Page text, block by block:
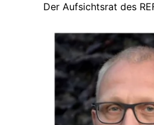
Der Aufsichtsrat des